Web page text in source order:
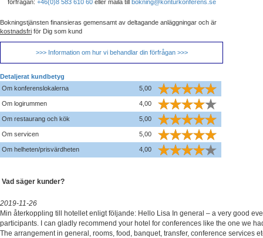
förfrågan: +46(0)8 583 610 60eller maila till bokning@konturkonferens.se
Bokningstjänsten finansieras gemensamt av deltagande anläggningar och är
kostnadsfri för Dig som kund
>>> Information om hur vi behandlar din förfrågan >>>
Detaljerat kundbetyg
Om konferenslokalerna
5,00
Om logirummen 4,00
Om restaurang och kök 5,00
Om servicen 5,00
Om helheten/prisvärdheten 4,00
Vad säger kunder?
2019-11-26
Min återkoppling till hotellet enligt följande: Hello Lisa In general – a very good
participants. I can gladly recommend your hotel for conferences like the one we
The arrangement in general, rooms, food, banquet, transfer, conference services